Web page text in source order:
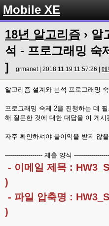
Mobile XE
18년 알고리즘 › 알
석 - 프로그래밍 숙
]
grmanet | 2018.11.19 11:57:26 | 메
알고리즘 설계와 분석 프로그래밍
프로그래밍 숙제 2을 진행하는 데
해 질문한 것에 대한 대답을 이 게시
자주 확인하셔야 불이익을 받지 않
------------------- 제출 양식
- 이메일 제목 :
)
- 파일 압축명 :
)